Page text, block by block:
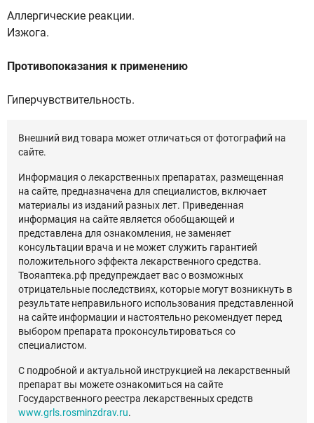
Аллергические реакции.
Изжога.
Противопоказания к применению
Гиперчувствительность.
Внешний вид товара может отличаться от фотографий на
сайте.
Информация о лекарственных препаратах, размещенная
на сайте, предназначена для специалистов, включает
материалы из изданий разных лет. Приведенная
информация на сайте является обобщающей и
представлена для ознакомления, не заменяет
консультации врача и не может служить гарантией
положительного эффекта лекарственного средства.
Твояаптека.рф предупреждает вас о возможных
отрицательные последствиях, которые могут возникнуть в
результате неправильного использования представленной
на сайте информации и настоятельно рекомендует перед
выбором препарата проконсультироваться со
специалистом.
С подробной и актуальной инструкцией на лекарственный
препарат вы можете ознакомиться на сайте
Государственного реестра лекарственных средств
www.grls.rosminzdrav.ru.